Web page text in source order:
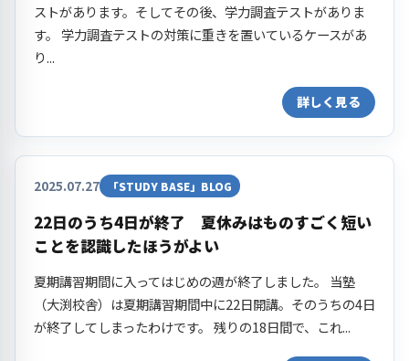
ストがあります。そしてその後、学力調査テストがありま
す。 学力調査テストの対策に重きを置いているケースがあ
り...
詳しく見る
2025.07.27 「STUDY BASE」BLOG
22日のうち4日が終了 夏休みはものすごく短い
ことを認識したほうがよい
夏期講習期間に入ってはじめの週が終了しました。 当塾
（大渕校舎）は夏期講習期間中に22日開講。そのうちの4日
が終了してしまったわけです。 残りの18日間で、これ...